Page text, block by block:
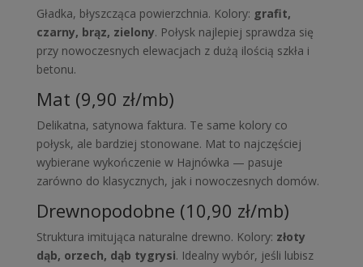
Gładka, błyszcząca powierzchnia. Kolory: grafit,
czarny, brąz, zielony. Połysk najlepiej sprawdza się
przy nowoczesnych elewacjach z dużą ilością szkła i
betonu.
Mat (9,90 zł/mb)
Delikatna, satynowa faktura. Te same kolory co
połysk, ale bardziej stonowane. Mat to najczęściej
wybierane wykończenie w Hajnówka — pasuje
zarówno do klasycznych, jak i nowoczesnych domów.
Drewnopodobne (10,90 zł/mb)
Struktura imitująca naturalne drewno. Kolory: złoty
dąb, orzech, dąb tygrysi. Idealny wybór, jeśli lubisz